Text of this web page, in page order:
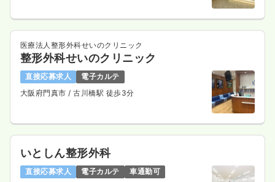
給与 時給1,600円〜
時間 17:15～20:15
時給1,600円以上可
詳細を見る
訪問看護正・准看護師 訪問看護
医療法人整形外科せいのクリニック
整形外科せいのクリニック
直接応募求人
電子カルテ
大阪府門真市 / 古川橋駅 徒歩3分
いとしん整形外科
直接応募求人 電子カルテ
車通勤可